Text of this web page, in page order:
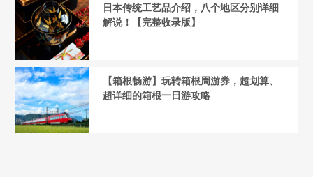
日本传统工艺品介绍，八个地区分别详细
解说！【完整收录版】
【箱根畅游】玩转箱根周游券，超划算、
超详细的箱根一日游攻略